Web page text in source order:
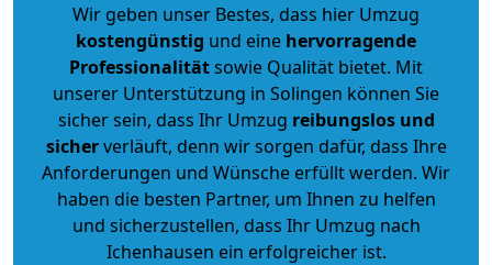
Wir geben unser Bestes, dass hier Umzug
kostengünstig und eine hervorragende
Professionalitätsowie Qualität bietet. Mit
unserer Unterstützung in Solingen können Sie
sicher sein, dass Ihr Umzug reibungslos und
sicherverläuft, denn wir sorgen dafür, dass Ihre
Anforderungen und Wünsche erfüllt werden. Wir
haben die besten Partner, um Ihnen zu helfen
und sicherzustellen, dass Ihr Umzug nach
Ichenhausen ein erfolgreicher ist.